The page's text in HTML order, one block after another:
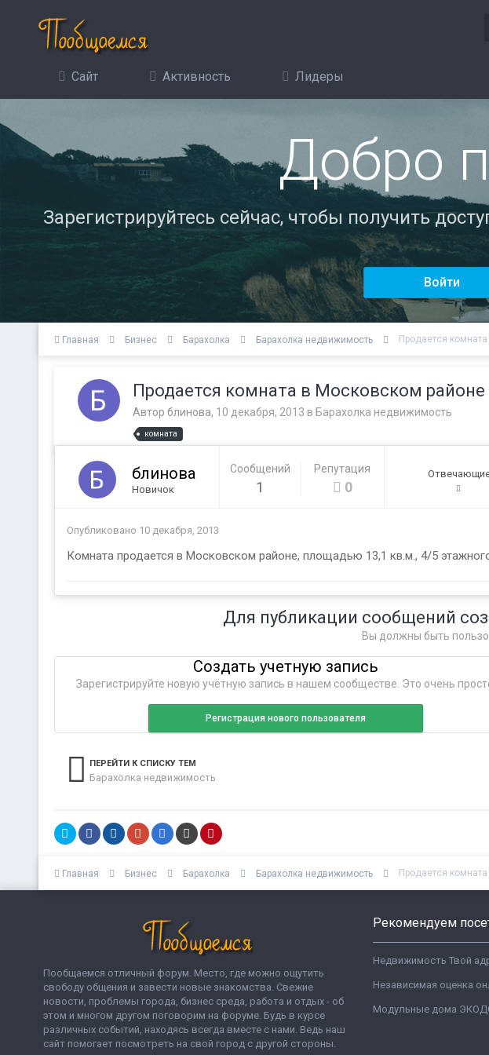
Сайт Активность Лидеры
Добро
Зарегистрируйтесь сейчас, чтобы получить
Войти
Главная Бизнес Барахолка Барахолка недвижимость Продается
Продается комната в Московском районе
Автор блинова, 10 декабря, 2013 в Барахолка недвижимость
комната
блинова
Новичок
Сообщений
1
Репутация
0
Опубликовано 10 декабря, 2013
Комната продается в Московском районе, площадью 13,1 кв.м., 4/5
Для публикации сообщений
Вы должны быть
Создать учетную запись
Зарегистрируйте новую учётную запись в нашем сообществе. Это очень
Регистрация нового пользователя
ПЕРЕЙТИ К СПИСКУ ТЕМ
Барахолка недвижимость
Главная Бизнес Барахолка Барахолка недвижимость Продается
Пообщаемся отличный форум. Место, где можно ощутить
свободу общения и завести новые знакомства. Свежие
новости, проблемы города, бизнес среда, работа и отдых - об
этом и многом другом поговорим на форуме. Будь в курсе
различных событий, находясь всегда вместе с нами. Ведь наш
сайт помогает посмотреть на свой город с другой стороны.
Рекомендуем
Недвижимость Твой
Независимая оценка
Модульные дома